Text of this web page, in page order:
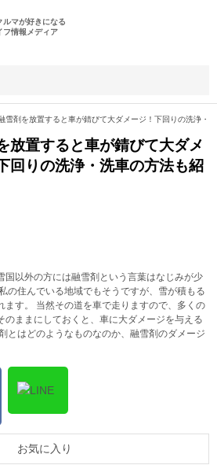
ルマが好きになる
フ情報メディア
雪剤を放置すると車が錆びて大ダメージ！下回りの洗浄・
放置すると車が錆びて大ダメ
回りの洗浄・洗車の方法も紹
国以外の方には融雪剤という言葉はなじみが少
の住んでいる地域でもそうですが、雪が積もる
ます。 当然その道を車で走りますので、多くの
のままにしておくと、車に大ダメージを与える
とはどのようなものなのか、融雪剤のダメージ
お気に入り